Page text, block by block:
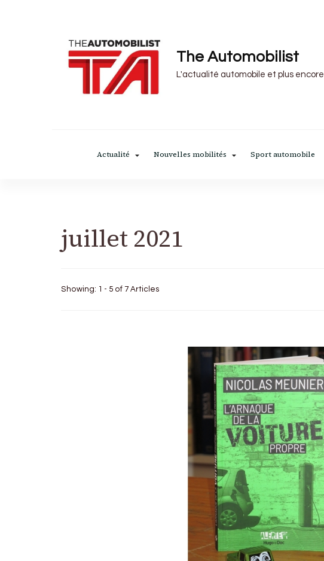
The Automobilist
L'actualité automobile et plus encore
Actualité Nouvelles mobilités Sport automobile
juillet 2021
Showing: 1 - 5 of 7 Articles